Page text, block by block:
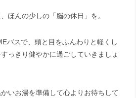
ほんの少しの「脳の休日」を。
バスで、頭と目をふんわりと軽くし
っきり健やかに過ごしていきましょ
いお湯を準備して心よりお待ちして